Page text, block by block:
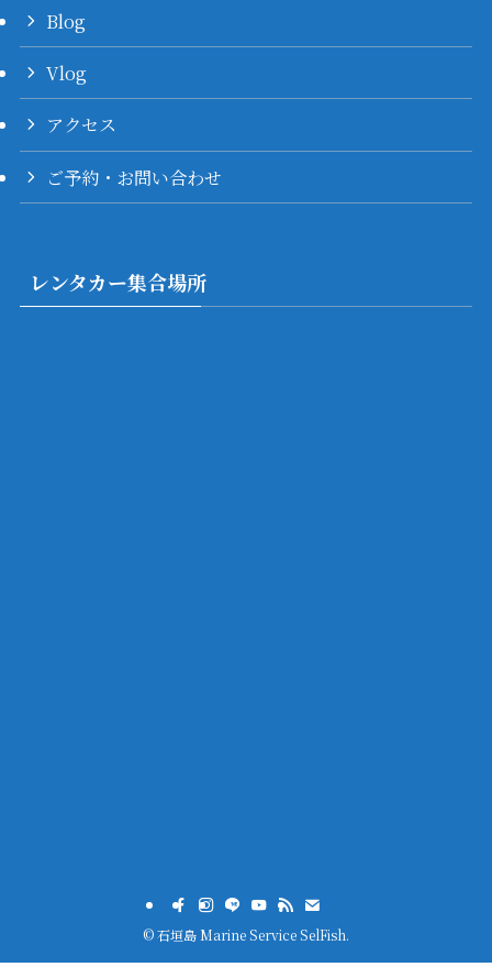
Blog
Vlog
アクセス
ご予約・お問い合わせ
レンタカー集合場所
©石垣島 Marine Service SelFish.